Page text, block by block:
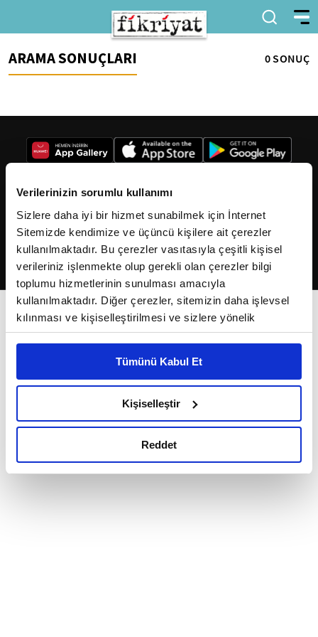
Verilerinizin sorumlu kullanımı
Sizlere daha iyi bir hizmet sunabilmek için İnternet
Sitemizde kendimize ve üçüncü kişilere ait çerezler
kullanılmaktadır. Bu çerezler vasıtasıyla çeşitli kişisel
verileriniz işlenmekte olup gerekli olan çerezler bilgi
toplumu hizmetlerinin sunulması amacıyla
kullanılmaktadır. Diğer çerezler, sitemizin daha işlevsel
kılınması ve kişiselleştirilmesi ve sizlere yönelik
reklam/pazarlama faaliyetlerinin yapılması, amaçlarıyla
Çerezlere ilişkin tercihlerinizi çerez paneli vasıtasıyla
belirleyebilirsiniz. Çerezlere ilişkin detaylı bilgi için
Ayarlar butonuna tıklayabilir,Çerez Bilgilendirme
Metnimizi ziyaret edebilirsiniz.
okumak ve sitemizi ziyaretiniz kapsamında
Tümünü Kabul Et
Kişiselleştir
Reddet
ARAMA SONUÇLARI 0 SONUÇ
2026Fikriyat. Tüm hakları saklıdır.